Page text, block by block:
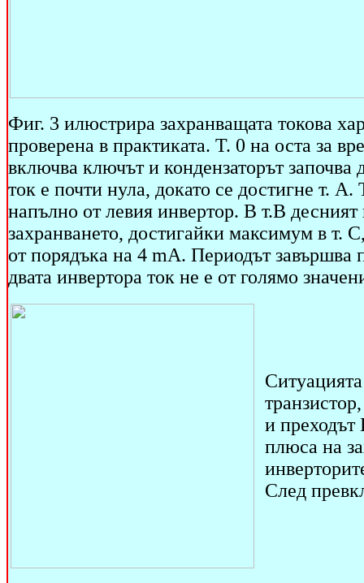
Фиг. 3 илюстрира захранващата токова
проверена в практиката. Т. 0 на оста за
включва ключът и кондензаторът
ток е почти нула, докато се достигне т.
напълно от левия инвертор. В т.В
захранването, достигайки максимум в т.
от порядъка на 4 mA. Периодът завършва
двата инвертора ток не е от голямо
и преходът
плюса на
След